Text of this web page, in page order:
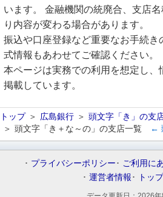
います。 金融機関の統廃合、支店
り内容が変わる場合があります。
振込や口座登録など重要なお手続き
式情報もあわせてご確認ください。
本ページは実務での利用を想定し、
掲載しています。
トップ 広島銀行
頭文字「き」の支
頭文字「き＋な～の」の支店一覧
←
プライバシーポリシー ご利用に
運営者情報
トッ